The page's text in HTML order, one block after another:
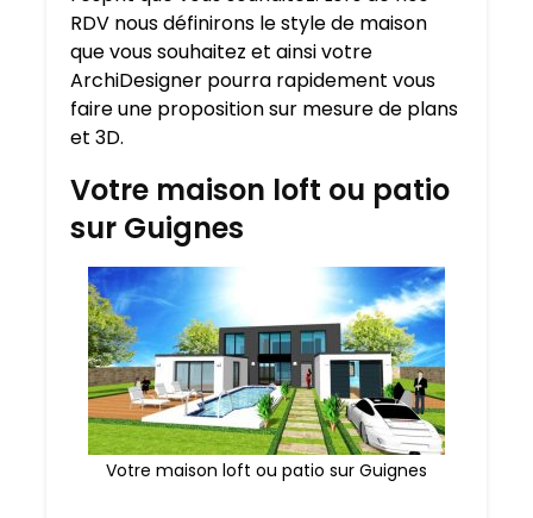
RDV nous définirons le style de maison
que vous souhaitez et ainsi votre
ArchiDesigner pourra rapidement vous
faire une proposition sur mesure de plans
et 3D.
Votre maison loft ou patio
sur Guignes
Votre maison loft ou patio sur Guignes